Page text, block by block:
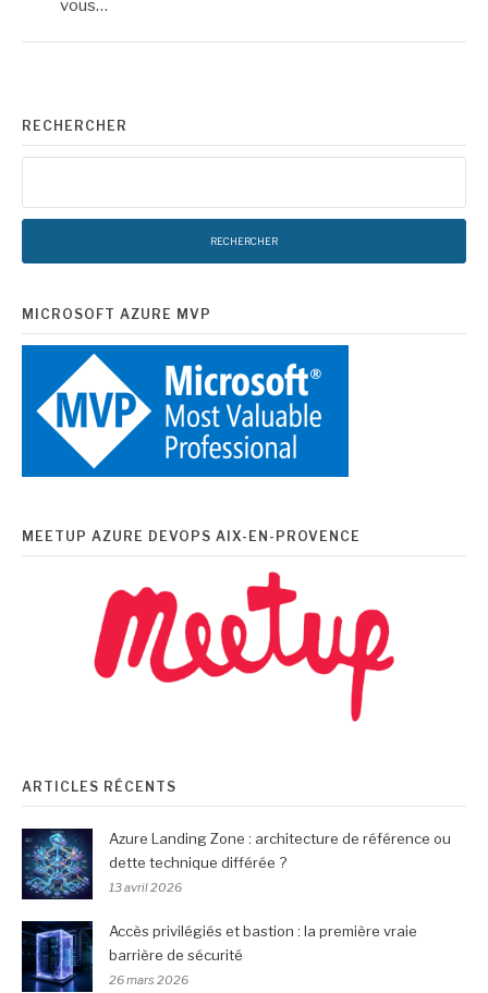
vous…
RECHERCHER
MICROSOFT AZURE MVP
MEETUP AZURE DEVOPS AIX-EN-PROVENCE
ARTICLES RÉCENTS
Azure Landing Zone : architecture de référence ou
dette technique différée ?
13 avril 2026
Accès privilégiés et bastion : la première vraie
barrière de sécurité
26 mars 2026